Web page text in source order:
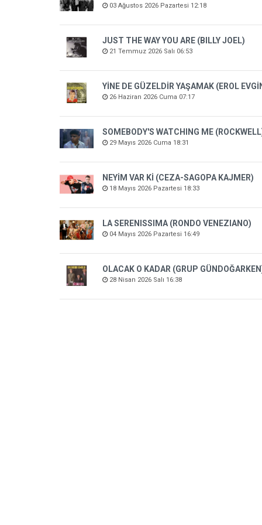
03 Ağustos 2026 Pazartesi 12:18
JUST THE WAY YOU ARE (BILLY JOEL)
21 Temmuz 2026 Salı 06:53
YİNE DE GÜZELDİR YAŞAMAK (EROL
26 Haziran 2026 Cuma 07:17
SOMEBODY'S WATCHING ME
29 Mayıs 2026 Cuma 18:31
NEYİM VAR Kİ (CEZA-SAGOPA KAJMER)
18 Mayıs 2026 Pazartesi 18:33
LA SERENISSIMA (RONDO VENEZIANO)
04 Mayıs 2026 Pazartesi 16:49
OLACAK O KADAR (GRUP
28 Nisan 2026 Salı 16:38